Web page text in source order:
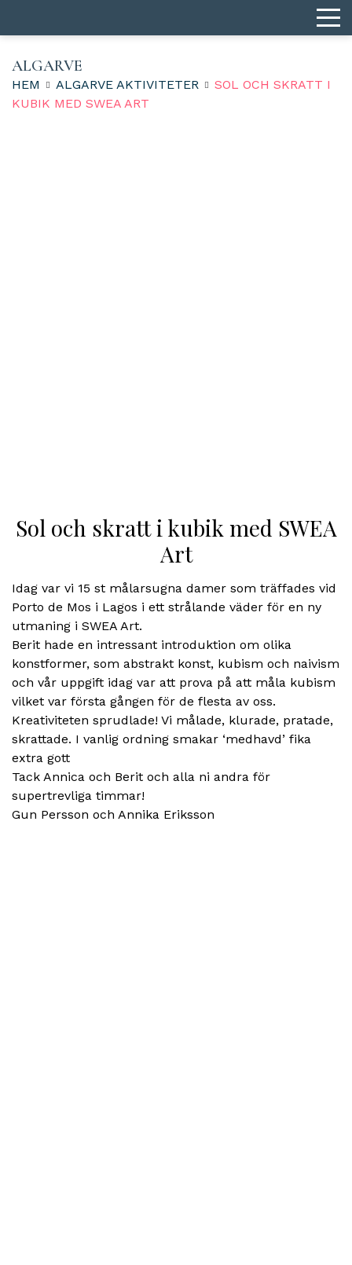
ALGARVE
HEM ALGARVE AKTIVITETER
SOL OCH SKRATT I
KUBIK MED SWEA ART
Sol och skratt i kubik med SWEA
Art
Idag var vi 15 st målarsugna damer som träffades vid
Porto de Mos i Lagos i ett strålande väder för en ny
utmaning i SWEA Art.
Berit hade en intressant introduktion om olika
konstformer, som abstrakt konst, kubism och naivism
och vår uppgift idag var att prova på att måla kubism
vilket var första gången för de flesta av oss.
Kreativiteten sprudlade! Vi målade, klurade, pratade,
skrattade. I vanlig ordning smakar ‘medhavd’ fika
extra gott
Tack Annica och Berit och alla ni andra för
supertrevliga timmar!
Gun Persson och Annika Eriksson